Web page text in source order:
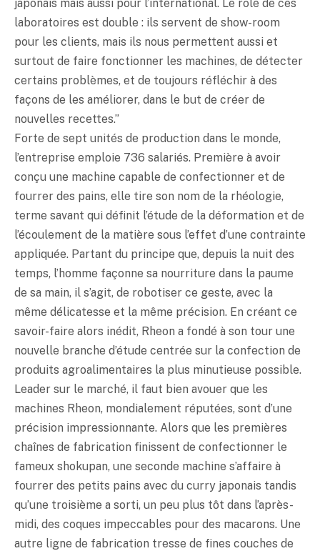
japonais mais aussi pour l’international. Le rôle de ces
laboratoires est double : ils servent de show-room
pour les clients, mais ils nous permettent aussi et
surtout de faire fonctionner les machines, de détecter
certains problèmes, et de toujours réfléchir à des
façons de les améliorer, dans le but de créer de
nouvelles recettes.”
Forte de sept unités de production dans le monde,
l’entreprise emploie 736 salariés. Première à avoir
conçu une machine capable de confectionner et de
fourrer des pains, elle tire son nom de la rhéologie,
terme savant qui définit l’étude de la déformation et de
l’écoulement de la matière sous l’effet d’une contrainte
appliquée. Partant du principe que, depuis la nuit des
temps, l’homme façonne sa nourriture dans la paume
de sa main, il s’agit, de robotiser ce geste, avec la
même délicatesse et la même précision. En créant ce
savoir-faire alors inédit, Rheon a fondé à son tour une
nouvelle branche d’étude centrée sur la confection de
produits agroalimentaires la plus minutieuse possible.
Leader sur le marché, il faut bien avouer que les
machines Rheon, mondialement réputées, sont d’une
précision impressionnante. Alors que les premières
chaînes de fabrication finissent de confectionner le
fameux shokupan, une seconde machine s’affaire à
fourrer des petits pains avec du curry japonais tandis
qu’une troisième a sorti, un peu plus tôt dans l’après-
midi, des coques impeccables pour des macarons. Une
autre ligne de fabrication tresse de fines couches de